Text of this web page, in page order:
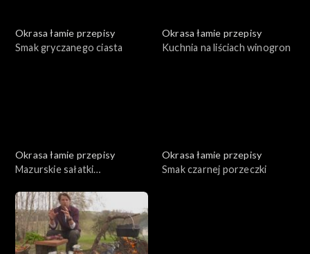
Okrasa łamie przepisy
Smak gryczanego ciasta
Okrasa łamie przepisy
Kuchnia na liściach winogron
Okrasa łamie przepisy
Mazurskie sałatki
Okrasa łamie przepisy
Smak czarnej porzeczki